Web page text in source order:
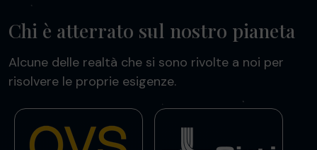
Chi è atterrato sul nostro pianeta
Alcune delle realtà che si sono rivolte a noi per
risolvere le proprie esigenze.